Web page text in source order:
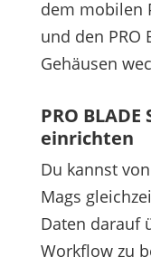
dem mobilen
und den PRO
Gehäusen
PRO
einrichten
Du kannst von
Mags
Daten darauf
Workflow zu